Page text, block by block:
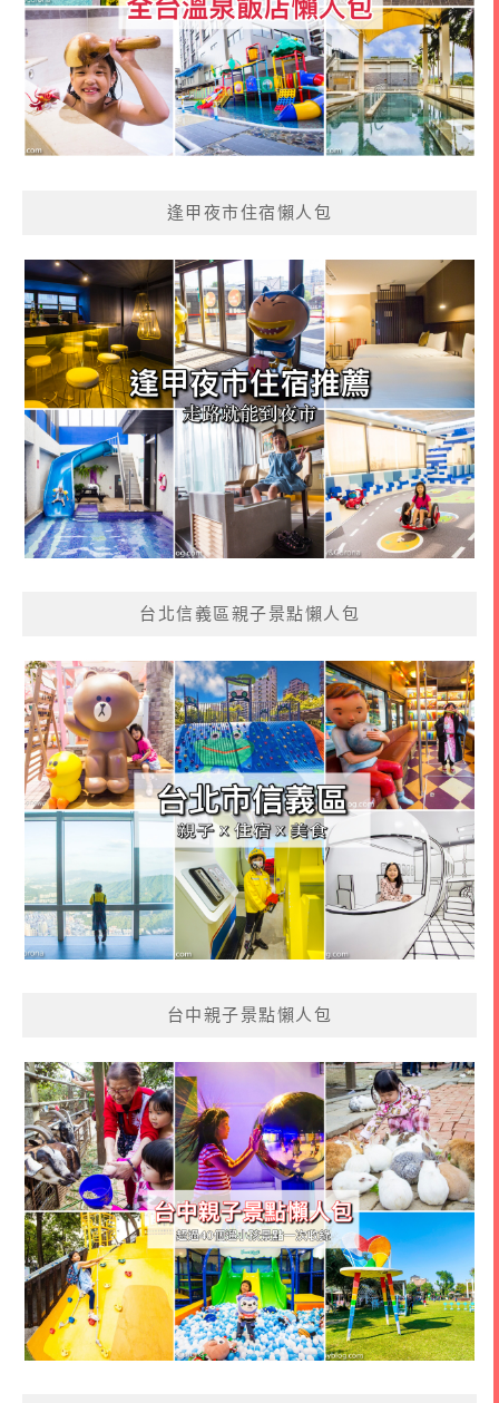
逢甲夜市住宿懶人包
台北信義區親子景點懶人包
台中親子景點懶人包